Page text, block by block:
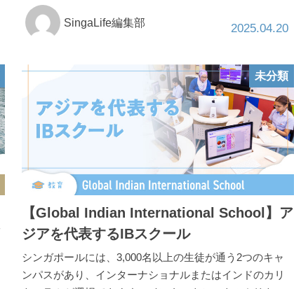
SingaLife編集部 2025.04.20
未分類
【Global Indian International School】ア
ジアを代表するIBスクール
シンガポールには、3,000名以上の生徒が通う2つのキャ
ンパスがあり、インターナショナルまたはインドのカリ